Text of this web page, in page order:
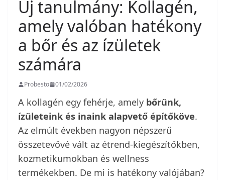
Új tanulmány: Kollagén,
amely valóban hatékony
a bőr és az ízületek
számára
Probesto 01/02/2026
A kollagén egy fehérje, amely bőrünk,
ízületeink és inaink alapvető építőköve.
Az elmúlt években nagyon népszerű
összetevővé vált az étrend-kiegészítőkben,
kozmetikumokban és wellness
termékekben. De mi is hatékony valójában?